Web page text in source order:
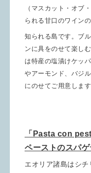
（マスカット ・オブ・
られる甘口のワイン
知られる島です。 ブ
ンに具をのせて楽し
は特産の塩漬けケッ
やアーモンド、バジ
にのせてご用意します
「Pasta con
ペーストのスパ
エオリア諸島はシ